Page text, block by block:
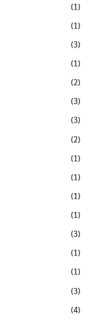
(1)
(1)
(3)
(1)
(2)
(3)
(3)
(2)
(1)
(1)
(1)
(1)
(3)
(1)
(1)
(3)
(4)